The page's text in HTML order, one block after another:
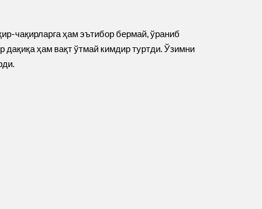
чақирларга ҳам эътибор бермай, ўраниб
ҳам вақт ўтмай кимдир туртди. Ўзимни